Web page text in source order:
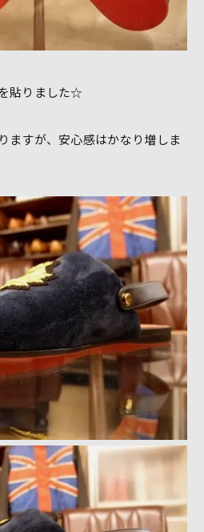
貼りました☆
ますが、安心感はかなり増しま